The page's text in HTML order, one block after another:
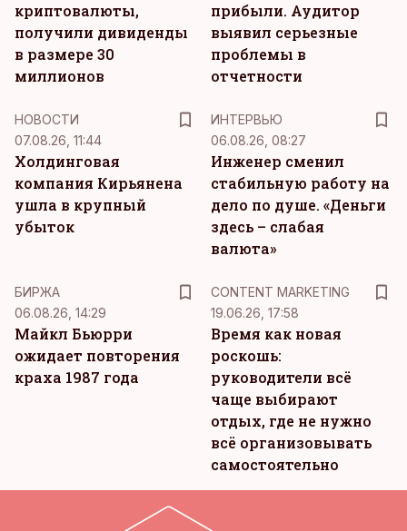
криптовалюты,
получили дивиденды
в размере 30
миллионов
прибыли. Аудитор
выявил серьезные
проблемы в
отчетности
НОВОСТИ
07.08.26, 11:44
Холдинговая
компания Кирьянена
ушла в крупный
убыток
ИНТЕРВЬЮ
06.08.26, 08:27
Инженер сменил
стабильную работу на
дело по душе. «Деньги
здесь – слабая
валюта»
БИРЖА
06.08.26, 14:29
Майкл Бьюрри
ожидает повторения
краха 1987 года
CONTENT MARKETING
19.06.26, 17:58
Время как новая
роскошь:
руководители всё
чаще выбирают
отдых, где не нужно
всё организовывать
самостоятельно